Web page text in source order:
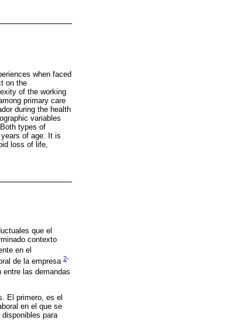
when faced
on the
of the working
primary care
during the health
variables
types of
of age. It is
loss of life,
que el
contexto
en el
de la empresa 2-
las demandas
El primero, es el
en el que se
para